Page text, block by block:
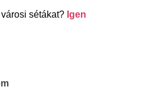
sétákat? Igen